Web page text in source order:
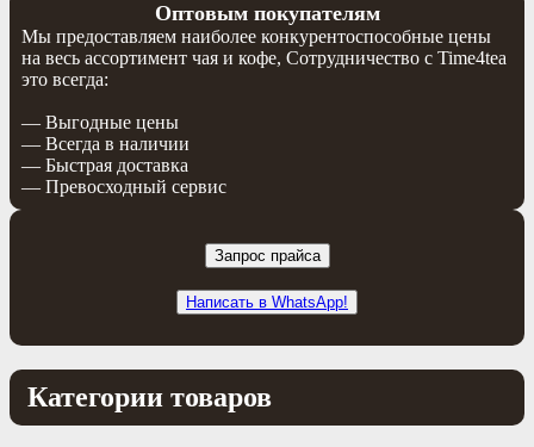
Оптовым покупателям
Мы предоставляем наиболее конкурентоспособные цены
на весь ассортимент чая и кофе, Сотрудничество с Time4tea
это всегда:
— Выгодные цены
— Всегда в наличии
— Быстрая доставка
— Превосходный сервис
Запрос прайса
Написать в WhatsApp!
Категории товаров